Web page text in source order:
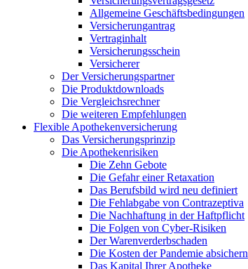
Allgemeine Geschäftsbedingungen
Versicherungantrag
Vertraginhalt
Versicherungsschein
Versicherer
Der Versicherungspartner
Die Produktdownloads
Die Vergleichsrechner
Die weiteren Empfehlungen
Flexible Apothekenversicherung
Das Versicherungsprinzip
Die Apothekenrisiken
Die Zehn Gebote
Die Gefahr einer Retaxation
Das Berufsbild wird neu definiert
Die Fehlabgabe von Contrazeptiva
Die Nachhaftung in der Haftpflicht
Die Folgen von Cyber-Risiken
Der Warenverderbschaden
Die Kosten der Pandemie absichern
Das Kapital Ihrer Apotheke